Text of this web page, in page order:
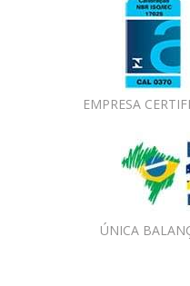
EMPRESA
ÚNICA